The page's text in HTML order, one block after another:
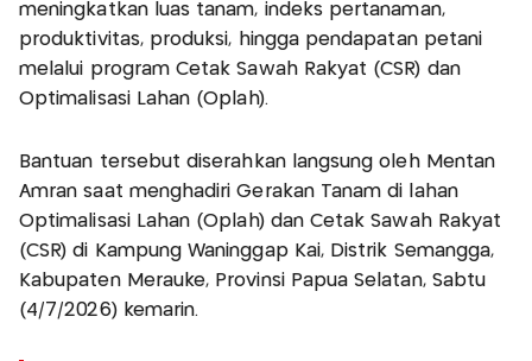
meningkatkan luas tanam, indeks pertanaman,
produktivitas, produksi, hingga pendapatan petani
melalui program Cetak Sawah Rakyat (CSR) dan
Optimalisasi Lahan (Oplah).
Bantuan tersebut diserahkan langsung oleh Mentan
Amran saat menghadiri Gerakan Tanam di lahan
Optimalisasi Lahan (Oplah) dan Cetak Sawah Rakyat
(CSR) di Kampung Waninggap Kai, Distrik Semangga,
Kabupaten Merauke, Provinsi Papua Selatan, Sabtu
(4/7/2026) kemarin.